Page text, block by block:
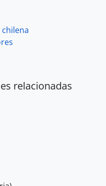
chilena
relacionadas